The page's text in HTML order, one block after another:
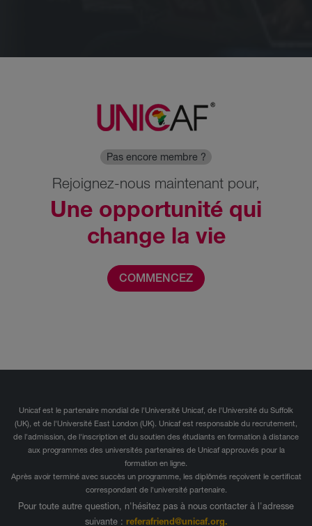
Pas encore membre ?
Rejoignez-nous maintenant pour,
Une opportunité qui
change la vie
COMMENCEZ
Unicaf est le partenaire mondial de l'Université Unicaf, de l'Université du Suffolk
(UK), et de l'Université East London (UK). Unicaf est responsable du recrutement,
de l'admission, de l'inscription et du soutien des étudiants en formation à distance
aux programmes des universités partenaires de Unicaf approuvés pour la
formation en ligne.
Après avoir terminé avec succès un programme, les diplômés reçoivent le certificat
correspondant de l'université partenaire.
Pour toute autre question, n'hésitez pas à nous contacter à l'adresse
suivante : referafriend@unicaf.org.